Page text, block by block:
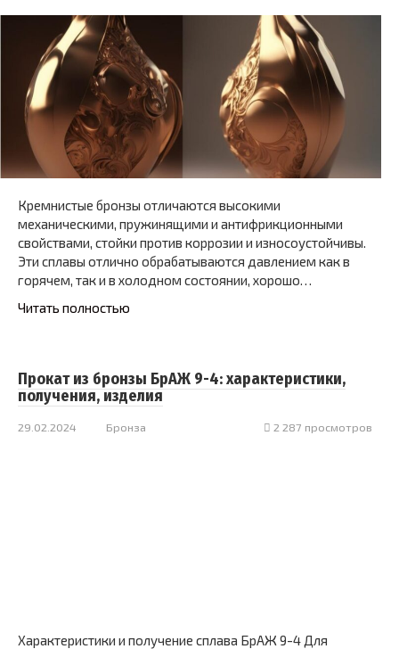
Кремнистые бронзы отличаются высокими
механическими, пружинящими и антифрикционными
свойствами, стойки против коррозии и износоустойчивы.
Эти сплавы отлично обрабатываются давлением как в
горячем, так и в холодном состоянии, хорошо…
Читать полностью
Прокат из бронзы БрАЖ 9-4: характеристики,
получения, изделия
29.02.2024 Бронза 2 287 просмотров
Характеристики и получение сплава БрАЖ 9-4 Для